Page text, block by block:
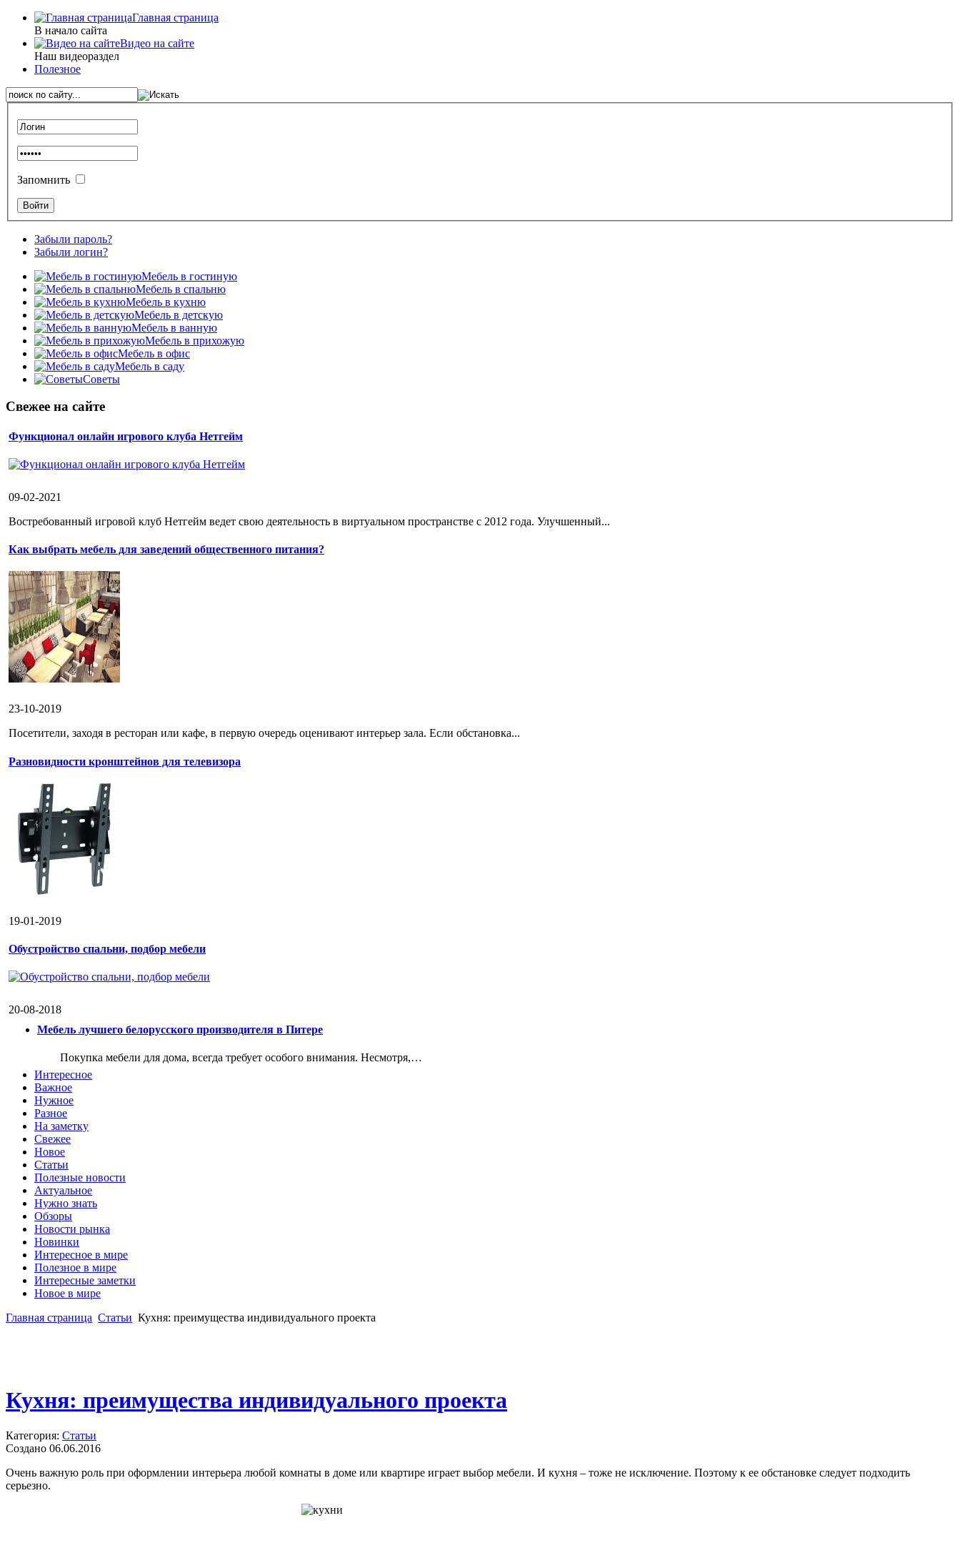
Главная страница
В начало сайта
Видео на сайте
Наш видеораздел
Полезное
Запомнить
Забыли пароль?
Забыли логин?
Мебель в гостиную
Мебель в спальню
Мебель в кухню
Мебель в детскую
Мебель в ванную
Мебель в прихожую
Мебель в офис
Мебель в саду
Советы
Свежее на сайте
Функционал онлайн игрового клуба Нетгейм
09-02-2021
Востребованный игровой клуб Нетгейм ведет свою деятельность в виртуальном пространстве с 2012 года. Улучшенный...
Как выбрать мебель для заведений общественного питания?
23-10-2019
Посетители, заходя в ресторан или кафе, в первую очередь оценивают интерьер зала. Если обстановка...
Разновидности кронштейнов для телевизора
19-01-2019
Обустройство спальни, подбор мебели
20-08-2018
Мебель лучшего белорусского производителя в Питере
Покупка мебели для дома, всегда требует особого внимания. Несмотря,…
Интересное
Важное
Нужное
Разное
На заметку
Свежее
Новое
Статьи
Полезные новости
Актуальное
Нужно знать
Обзоры
Новости рынка
Новинки
Интересное в мире
Полезное в мире
Интересные заметки
Новое в мире
Главная страница Статьи Кухня: преимущества индивидуального проекта
Кухня: преимущества индивидуального проекта
Категория: Статьи
Создано 06.06.2016
Очень важную роль при оформлении интерьера любой комнаты в доме или квартире играет выбор мебели. И кухня – тоже не исключение. Поэтому к ее обстановке следует подходить
серьезно.